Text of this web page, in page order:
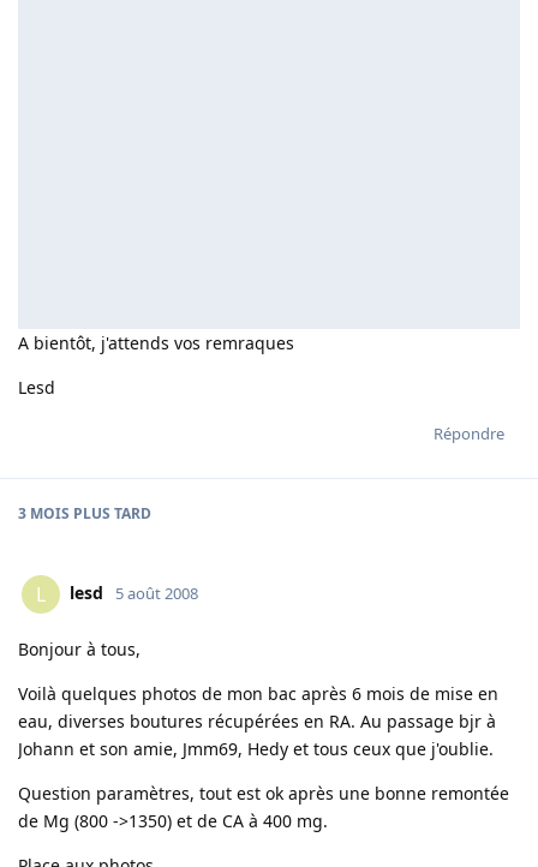
A bientôt, j'attends vos remraques
Lesd
Répondre
3 MOIS PLUS TARD
L lesd 5 août 2008
Bonjour à tous,
Voilà quelques photos de mon bac après 6 mois de mise en
eau, diverses boutures récupérées en RA. Au passage bjr à
Johann et son amie, Jmm69, Hedy et tous ceux que j'oublie.
Question paramètres, tout est ok après une bonne remontée
de Mg (800 ->1350) et de CA à 400 mg.